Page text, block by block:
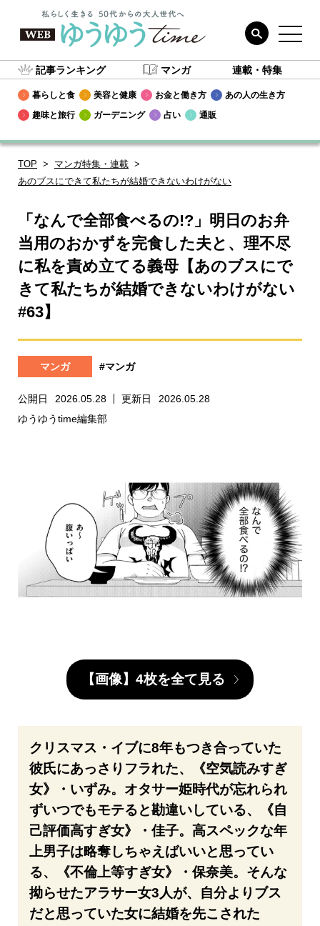
記事ランキング マンガ 連載・特集
暮らしと食 美容と健康 お金と働き方
あの人の生き方
趣味と旅行
ガーデニング 占い 通販
TOP
マンガ特集・連載
あのブスにできて私たちが結婚できないわけがない
「なんで全部食べるの!?」明日のお弁
当用のおかずを完食した夫と、理不尽
に私を責め立てる義母【あのブスにで
きて私たちが結婚できないわけがない
#63】
マンガ #マンガ
公開日 2026.05.28 更新日
2026.05.28
ゆうゆうtime編集部
【画像】4枚を全て見る
クリスマス・イブに8年もつき合っていた
彼氏にあっさりフラれた、《空気読みすぎ
女》・いずみ。オタサー姫時代が忘れられ
ずいつでもモテると勘違いしている、《自
己評価高すぎ女》・佳子。高スペックな年
上男子は略奪しちゃえばいいと思ってい
る、《不倫上等すぎ女》・保奈美。そんな
拗らせたアラサー女3人が、自分よりブス
だと思っていた女に結婚を先こされた